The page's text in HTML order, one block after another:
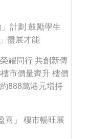
計劃 鼓勵學生
盡展才能
耀同行 共創新傳
市價量齊升 樓價
888萬港元增持
喜」 樓市暢旺展